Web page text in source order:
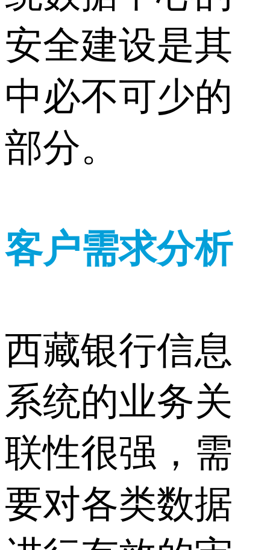
安全建设是其
中必不可少的
部分。
客户需求分析
西藏银行信息
系统的业务关
联性很强，需
要对各类数据